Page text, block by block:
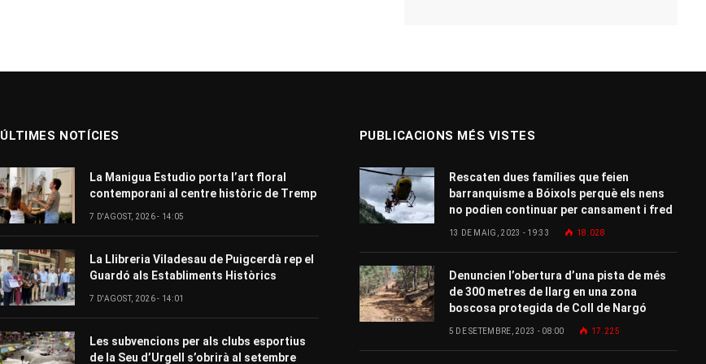
ÚLTIMES NOTÍCIES
La Manigua Estudio porta l’art floral
contemporani al centre històric de Tremp
7 D'AGOST, 2026 - 14:05
La Llibreria Viladesau de Puigcerdà rep el
Guardó als Establiments Històrics
7 D'AGOST, 2026 - 14:01
Les subvencions per als clubs esportius
de la Seu d’Urgell s’obrirà al setembre
PUBLICACIONS MÉS VISTES
Rescaten dues famílies que feien
barranquisme a Bóixols perquè els nens
no podien continuar per cansament i fred
13 DE MAIG, 2023 - 19:33 18.028
Denuncien l’obertura d’una pista de més
de 300 metres de llarg en una zona
boscosa protegida de Coll de Nargó
5 DE SETEMBRE, 2023 - 08:00 17.225